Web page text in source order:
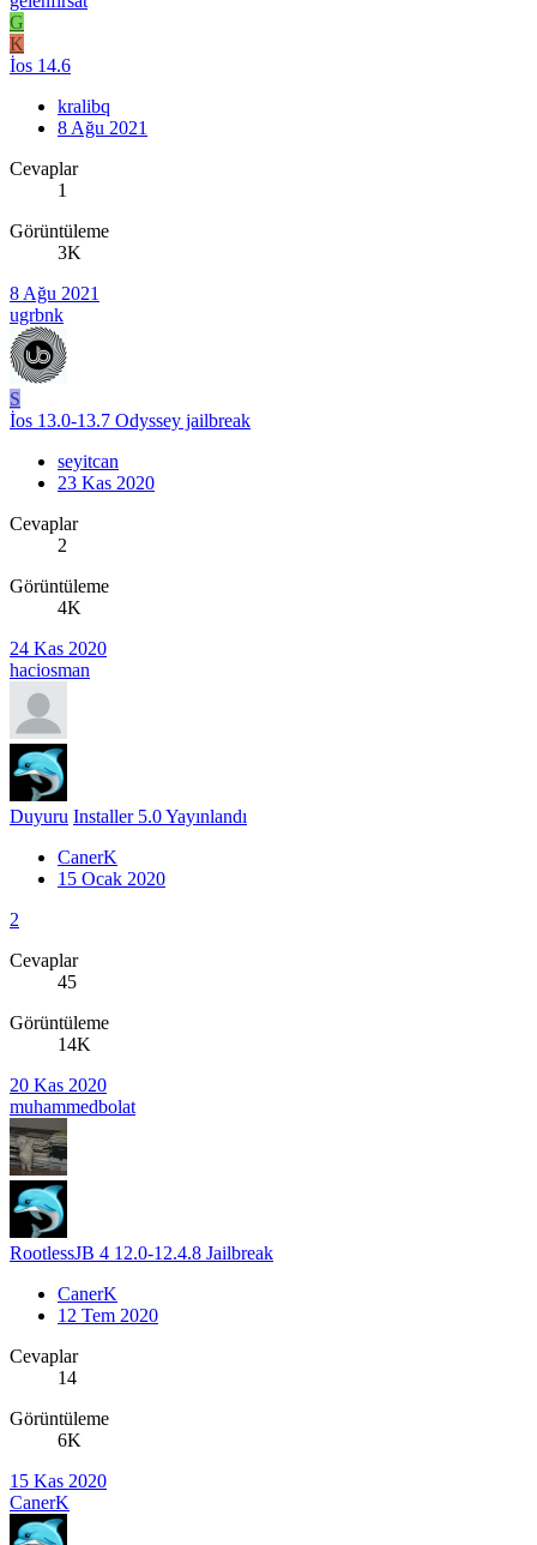
G
K
İos 14.6
kralibq
8 Ağu 2021
Cevaplar
1
Görüntüleme
3K
8 Ağu 2021
ugrbnk
S
İos 13.0-13.7 Odyssey jailbreak
seyitcan
23 Kas 2020
Cevaplar
2
Görüntüleme
4K
24 Kas 2020
haciosman
Duyuru Installer 5.0 Yayınlandı
CanerK
15 Ocak 2020
2
Cevaplar
45
Görüntüleme
14K
20 Kas 2020
muhammedbolat
RootlessJB 4 12.0-12.4.8 Jailbreak
CanerK
12 Tem 2020
Cevaplar
14
Görüntüleme
6K
15 Kas 2020
CanerK